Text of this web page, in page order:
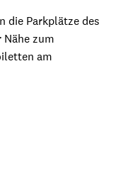
die Parkplätze des
zum
am